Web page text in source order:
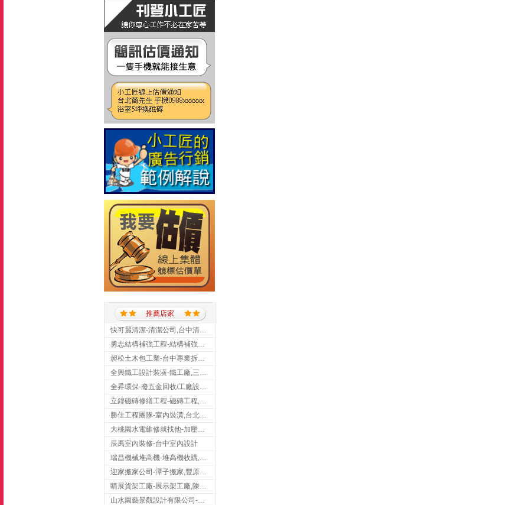
推薦店家
快可麗清潔-清潔公司,台中清潔公司,台中居家清潔
昶松土木包工業-台中專業拆除工程/挖土機出租
勝佳工程團隊-室內裝潢,台北房屋裝修,三重室內裝修
大桃園水電維修就找他-加壓馬達,抽水馬達,桃園水電行,中壢水電
辰禹室內裝修-台中室內設計
迎家搬家公司-潭子搬家,豐原搬家,大雅搬家,大甲搬家,台中推薦搬家,台中搬家
山水園藝景觀設計有限公司-景觀工程,景觀設計,新竹園藝工程,新竹景觀設計